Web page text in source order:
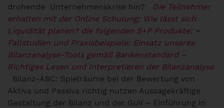
drohende Unternehmenskrise hin?
Die Teilnehmer
erhalten mit der Online Schulung: Wie lässt sich
Liquidität planen? die folgenden S+P Produkte: +
Fallstudien und Praxisbeispiele: Einsatz unseres
Bilanzanalyse-Tools gemäß Bankenstandard –
Richtiges Lesen und Interpretieren der Bilanzanalyse
Bilanz-ABC: Spielräume bei der Bewertung von
Aktiva und Passiva richtig nutzen Aussagekräftige
Gestaltung der Bilanz und der GuV – Einführung in